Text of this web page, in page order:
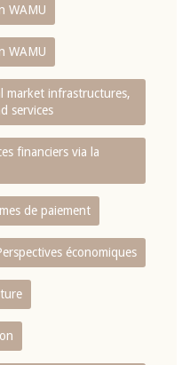
WAMU
WAMU
market infrastructures,
services
financiers via la
de paiement
économiques